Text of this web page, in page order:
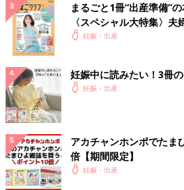
まるごと1冊“出産準備”
〈スペシャル大特集〉
妊娠・出産
妊娠中に読みたい！3冊の
妊娠・出産
アカチャンホンポでたま
倍【期間限定】
妊娠・出産